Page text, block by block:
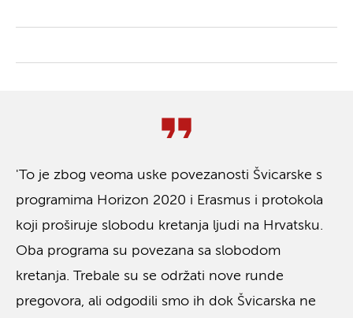
'To je zbog veoma uske povezanosti Švicarske s
programima Horizon 2020 i Erasmus i protokola
koji proširuje slobodu kretanja ljudi na Hrvatsku.
Oba programa su povezana sa slobodom
kretanja. Trebale su se održati nove runde
pregovora, ali odgodili smo ih dok Švicarska ne